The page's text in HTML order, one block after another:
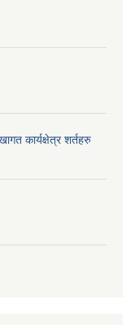
कार्यक्षेत्र शर्तहरु